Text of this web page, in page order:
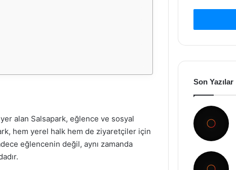
alan Salsapark, eğlence ve sosyal
hem yerel halk hem de ziyaretçiler için
eğlencenin değil, aynı zamanda
Son Yazılar